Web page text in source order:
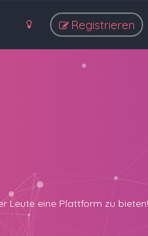
Registrieren
Leute eine Plattform zu bieten!